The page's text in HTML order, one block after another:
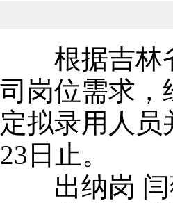
根据吉林省
司岗位需求，
定拟录用人员
23日止。
出纳岗 闫